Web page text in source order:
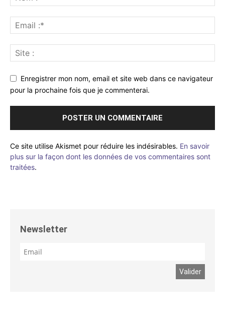
Enregistrer mon nom, email et site web dans ce navigateur
pour la prochaine fois que je commenterai.
Ce site utilise Akismet pour réduire les indésirables. En savoir
plus sur la façon dont les données de vos commentaires sont
traitées.
Newsletter